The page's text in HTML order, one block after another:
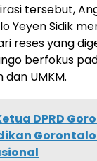
tersebut,
Yeyen Sidik
reses yang
berfokus
UMKM.
DPRD